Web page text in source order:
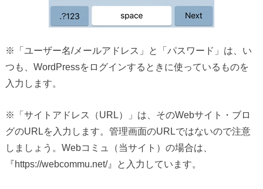
※「ユーザー名/メールアドレス」と「パスワード」は、い
つも、WordPressをログインするときに使っているものを
入力します。
※「サイトアドレス（URL）」は、そのWebサイト・ブロ
グのURLを入力します。管理画面のURLではないので注意
しましょう。Webコミュ（当サイト）の場合は、
『https://webcommu.net/』と入力しています。